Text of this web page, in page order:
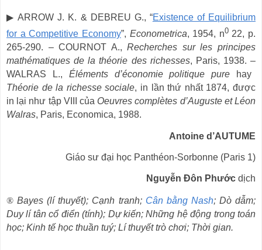
▶ ARROW J. K. & DEBREU G., “Existence of Equilibrium
for a Competitive Economy”, Econometrica, 1954, n022, p.
265-290. –COURNOT A.,Recherches sur les principes
mathématiques de la théorie des richesses, Paris, 1938. –
WALRAS L., Éléments d’économie politique pure hay
Théorie de la richesse sociale, in lần thứ nhất 1874, được
in lại như tập VIII của Oeuvres complètes d’Auguste et Léon
Walras, Paris, Economica, 1988.
Antoine d ’AUTUME
Giáo sư đại học Panthéon-Sorbonne (Paris 1)
Nguyễn Đôn Phước dịch
® Bayes (lí thuyết); Cạnh tranh; Cân bằng Nash; Dò dẫm;
Duy lí tân cổ điển (tính); Dự kiến; Những hệ động trong toán
học; Kinh tế học thuần tuý; Lí thuyết trò chơi; Thời gian.